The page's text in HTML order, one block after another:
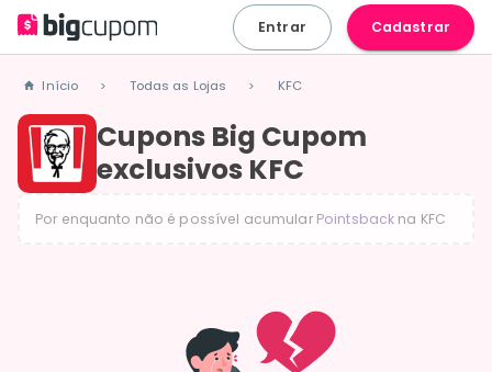
Entrar Cadastrar
Início > Todas as Lojas > KFC
Cupons Big Cupom
exclusivos KFC
Por enquanto não é possível acumular Pointsback na KFC